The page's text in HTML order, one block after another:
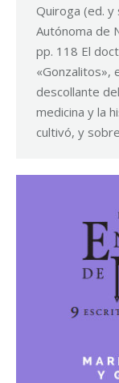
Quiroga (ed. y
Autónoma de
pp. 118 El
«Gonzalitos»,
descollante
medicina y la
cultivó, y